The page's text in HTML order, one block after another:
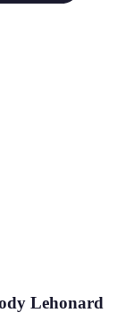
Lehonard